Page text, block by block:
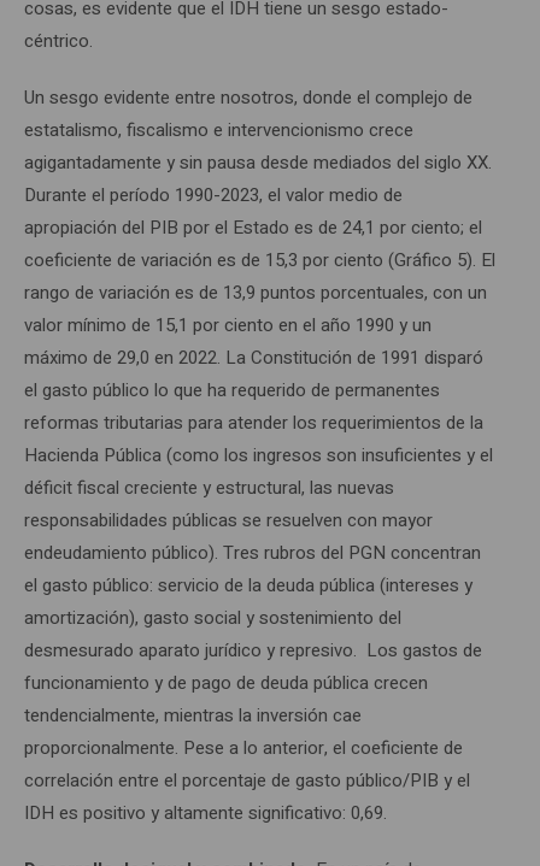
cosas, es evidente que el IDH tiene un sesgo estado-
céntrico.
Un sesgo evidente entre nosotros, donde el complejo de
estatalismo, fiscalismo e intervencionismo crece
agigantadamente y sin pausa desde mediados del siglo XX.
Durante el período 1990-2023, el valor medio de
apropiación del PIB por el Estado es de 24,1 por ciento; el
coeficiente de variación es de 15,3 por ciento (Gráfico 5). El
rango de variación es de 13,9 puntos porcentuales, con un
valor mínimo de 15,1 por ciento en el año 1990 y un
máximo de 29,0 en 2022. La Constitución de 1991 disparó
el gasto público lo que ha requerido de permanentes
reformas tributarias para atender los requerimientos de la
Hacienda Pública (como los ingresos son insuficientes y el
déficit fiscal creciente y estructural, las nuevas
responsabilidades públicas se resuelven con mayor
endeudamiento público). Tres rubros del PGN concentran
el gasto público: servicio de la deuda pública (intereses y
amortización), gasto social y sostenimiento del
desmesurado aparato jurídico y represivo. Los gastos de
funcionamiento y de pago de deuda pública crecen
tendencialmente, mientras la inversión cae
proporcionalmente. Pese a lo anterior, el coeficiente de
correlación entre el porcentaje de gasto público/PIB y el
IDH es positivo y altamente significativo: 0,69.